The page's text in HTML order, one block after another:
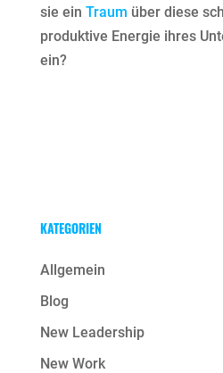
sie ein Traum über diese
produktive Energie ihres
ein?
KATEGORIEN
Allgemein
Blog
New Leadership
New Work